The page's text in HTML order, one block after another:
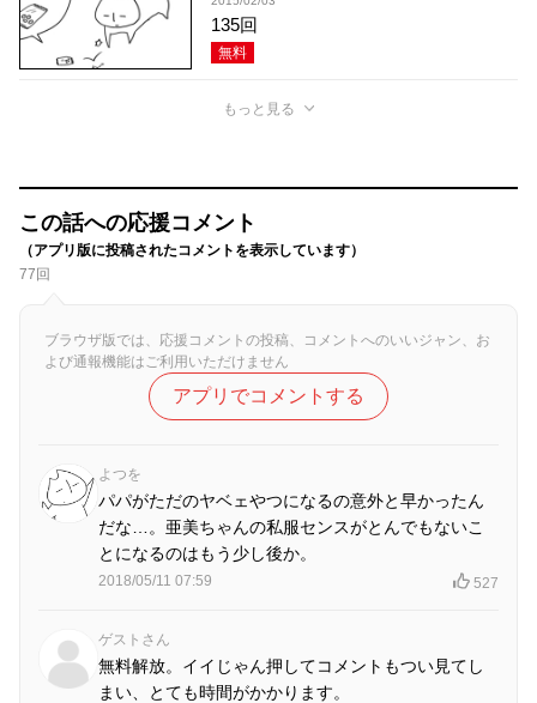
135回
無料
もっと見る
この話への応援コメント
（アプリ版に投稿されたコメントを表示しています）
77回
ブラウザ版では、応援コメントの投稿、コメントへのいいジャン、お
よび通報機能はご利用いただけません
アプリでコメントする
よつを
パパがただのヤベェやつになるの意外と早かったん
だな…。亜美ちゃんの私服センスがとんでもないこ
とになるのはもう少し後か。
2018/05/11 07:59 527
ゲストさん
無料解放。イイじゃん押してコメントもつい見てし
まい、とても時間がかかります。